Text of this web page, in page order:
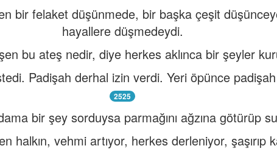
bir felaket düşünmede, bir başka çeşit
hayallere düşmedeydi.
bu ateş nedir, diye herkes aklınca bir şeyler
Padişah derhal izin verdi. Yeri öpünce
2525
bir şey sorduysa parmağını ağzına götürüp
halkın, vehmi artıyor, herkes derleniyor, şaşırıp